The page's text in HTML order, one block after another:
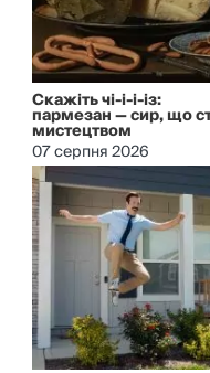
Скажіть чі-і-і-із:
пармезан — сир, що
мистецтвом
07 серпня 2026